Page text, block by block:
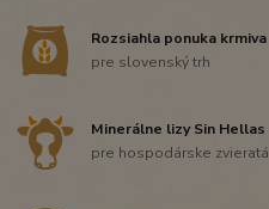
Rozsiahla ponuka krmiva
pre slovenský trh
Minerálne lizy Sin Hellas
pre hospodárske zvieratá